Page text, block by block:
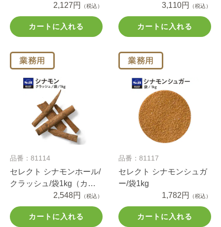
2,127円
（税込）
カートに入れる
3,110円
（税込）
カートに入れる
品番：81114
セレクト シナモンホール/
クラッシュ/袋1kg（カシ
2,548円 （税込）
カートに入れる
品番：81117
セレクト シナモンシュガ
ー/袋1kg
1,782円
（税込）
カートに入れる